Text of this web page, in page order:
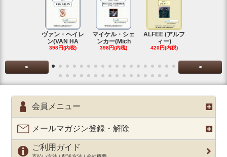
ヴァン・ヘイレ
ン(VAN HA
398円(内税)
マイケル・シェ
ンカー(Mich
398円(内税)
ALFEE (アルフ
ィー)
420円(内税)
< >
会員メニュー
メールマガジン登録・解除
ご利用ガイド